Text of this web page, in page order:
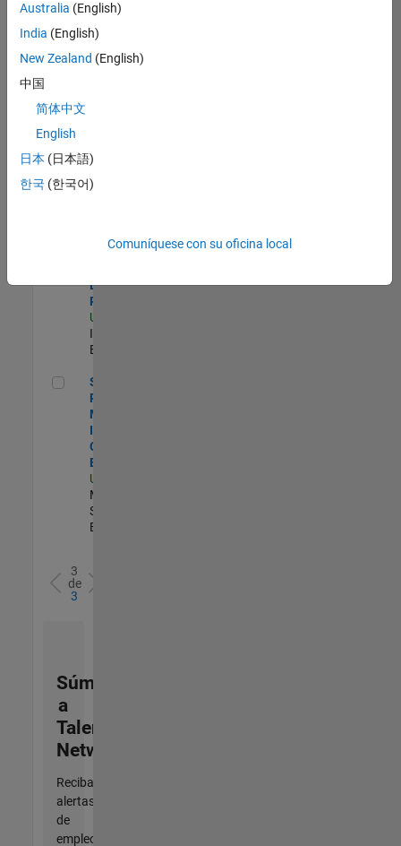
empleos
en su
zona.
Director, Software Pricing and Licensing Strategy
Licensing
US-MA-Natick
Experimentado
Development
Representative
US-MA-Natick
Inside Sales |
Experimentado
Senior Program Manager, Internal Corporate Events
Senior
Program
Manager,
Internal
Corporate
Events
US-MA-Natick
Marketing
Services |
Experimentado
3
de
3
Súmese
a
Talent
Network
Reciba
alertas
de
empleo
Australia (English)
India (English)
New Zealand (English)
中国
简体中文
English
日本 (日本語)
한국 (한국어)
Comuníquese con su oficina local